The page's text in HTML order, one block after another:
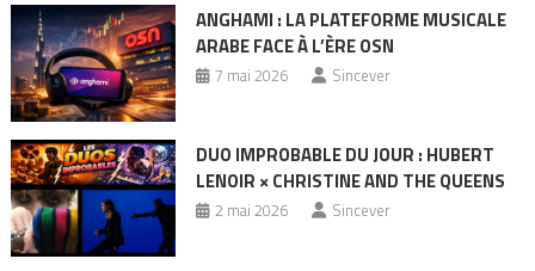
ANGHAMI : LA PLATEFORME MUSICALE
ARABE FACE À L’ÈRE OSN
7 mai 2026 Sincever
DUO IMPROBABLE DU JOUR : HUBERT
LENOIR × CHRISTINE AND THE QUEENS
2 mai 2026 Sincever